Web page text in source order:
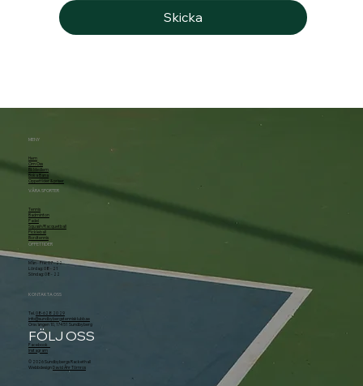
Skicka
MENY
Hem
Om Oss
Bli Medlem
Boka Bana
Öppettider & priser
VÅRA SPORTER
Tennis
Badminton
Padel
Squash/Racquetball
Pickleball
Bordtennis
ÖPPETTIDER
Mån - Fre: 07 - 22
Lördag: 08 - 21
Söndag: 08 - 22
KONTAKTA OSS
Tel.
08-628 20 29
info@sundbybergstennisklubb.se
Örsvängen 10, 174 51 Sundbyberg
FÖLJ OSS
Facebook
Instagram
© 2026 Sundbybergs Rackethall
Webbdesign David Åhr Törnros